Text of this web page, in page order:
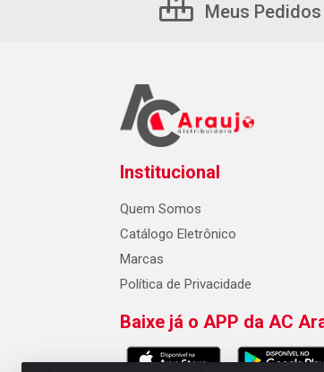
Meus Pedidos
Institucional
Quem Somos
Catálogo Eletrônico
Marcas
Política de Privacidade
Baixe já o APP da AC